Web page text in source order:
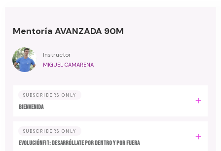
Mentoría AVANZADA 90M
Instructor
MIGUEL CAMARENA
SUBSCRIBERS ONLY
BIENVENIDA
SUBSCRIBERS ONLY
EvoluciónFit: desarróllate por dentro y por fuera